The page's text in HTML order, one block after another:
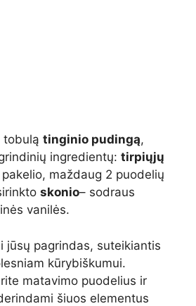
tobulą tinginio pudingą,
ingredientų: tirpiųjų
pakelio, maždaug 2 puodelių
skonio– sodraus
vanilės.
jūsų pagrindas, suteikiantis
kūrybiškumui.
matavimo puodelius ir
šiuos elementus